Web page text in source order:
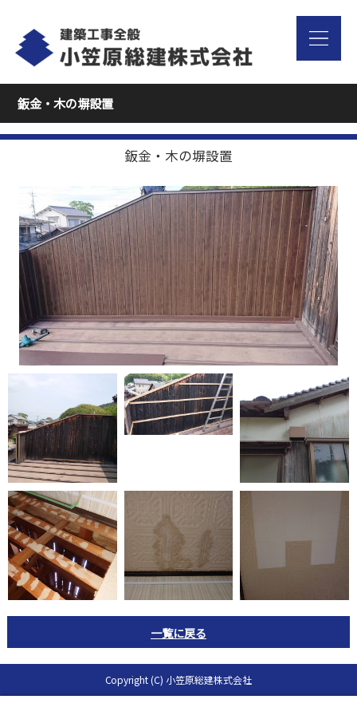
鈑金・木の塀設置
鈑金・木の塀設置
一覧に戻る
Copyright (C) 小笠原総建株式会社